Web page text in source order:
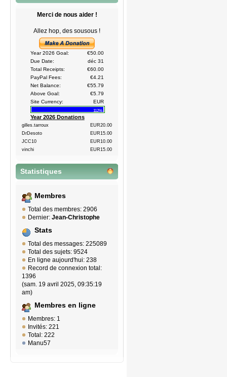
Merci de nous aider !
Allez hop, des sousous !
Year 2026 Goal:
€50.00
Due Date:
déc 31
Total Receipts:
€60.00
PayPal Fees:
€4.21
Net Balance:
€55.79
Above Goal:
€5.79
Site Currency:
EUR
112%
Year 2026 Donations
gilles.tarroux
EUR20.00
DrDesoto
EUR15.00
JCC10
EUR10.00
vinchi
EUR15.00
Statistiques
Membres
Total des membres: 2906
Dernier: Jean-Christophe
Stats
Total des messages: 225089
Total des sujets: 9524
En ligne aujourd'hui: 238
Record de connexion total:
1396
(sam. 19 avril 2025, 09:35:19
am)
Membres en ligne
Membres: 1
Invités: 221
Total: 222
Manu57